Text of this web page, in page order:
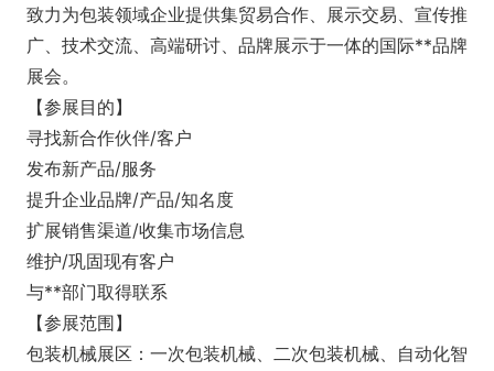
致力为包装领域企业提供集贸易合作、展示交易、宣传推
广、技术交流、高端研讨、品牌展示于一体的国际**品牌
展会。
【参展目的】
寻找新合作伙伴/客户
发布新产品/服务
提升企业品牌/产品/知名度
扩展销售渠道/收集市场信息
维护/巩固现有客户
与**部门取得联系
【参展范围】
包装机械展区：一次包装机械、二次包装机械、自动化智